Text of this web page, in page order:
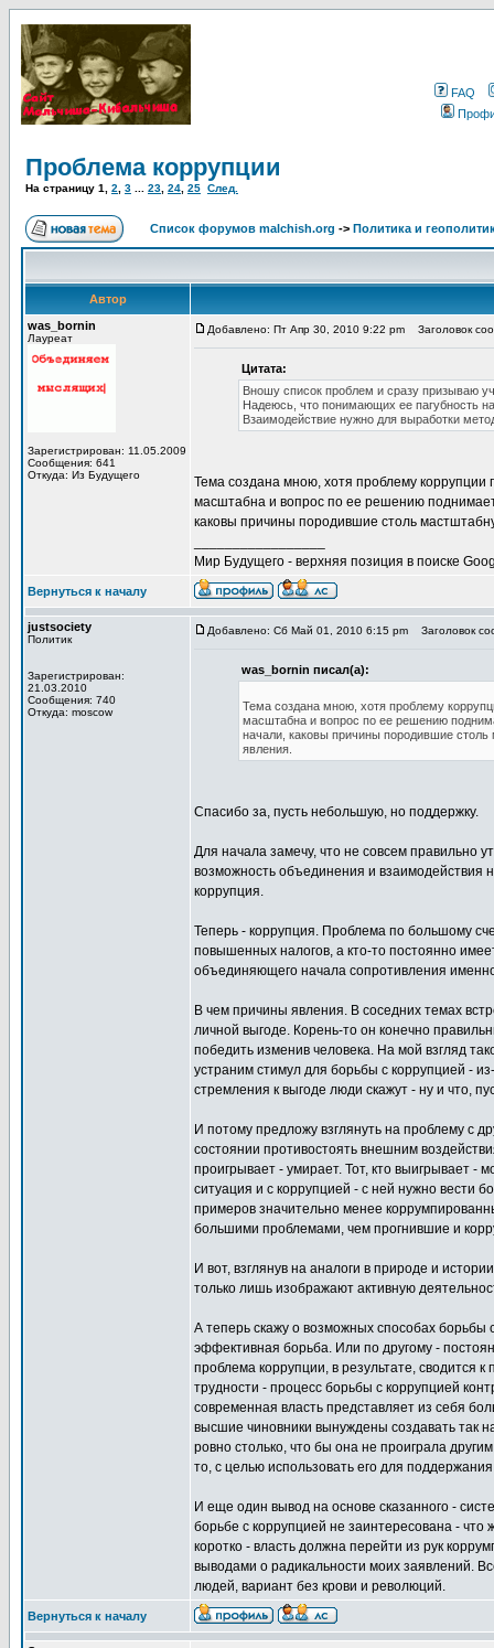
FAQ
Проблема коррупции
На страницу 1 2 3 23 24 25 След.
Список форумов malchish.org -> Политика и
Автор
was_bornin
Лауреат
Зарегистрирован: 11.05.2009
Сообщения: 641
Откуда: Из Будущего
Добавлено: Пт Апр 30, 2010 9:22 pm Заголовок
Цитата:
Вношу список проблем и сразу призываю
Надеюсь, что понимающих ее пагубность
Взаимодействие нужно для выработки
Тема создана мною, хотя проблему коррупции
масштабна и вопрос по ее решению
каковы причины породившие столь
Мир Будущего - верхняя позиция в поиске
Вернуться к началу
justsociety
Политик
Зарегистрирован:
21.03.2010
Сообщения: 740
Откуда: moscow
Добавлено: Сб Май 01, 2010 6:15 pm Заголовок
was_bornin писал(а):
Тема создана мною, хотя проблему
масштабна и вопрос по ее решению
начали, каковы причины породившие
явления.
Спасибо за, пусть небольшую, но поддержку.
Для начала замечу, что не совсем правильно
возможность объединения и взаимодействия
коррупция.
Теперь - коррупция. Проблема по большому
повышенных налогов, а кто-то постоянно
объединяющего начала сопротивления
В чем причины явления. В соседних темах
личной выгоде. Корень-то он конечно
победить изменив человека. На мой взгляд
устраним стимул для борьбы с коррупцией -
стремления к выгоде люди скажут - ну и что,
И потому предложу взглянуть на проблему с
состоянии противостоять внешним
проигрывает - умирает. Тот, кто выигрывает -
ситуация и с коррупцией - с ней нужно вести
примеров значительно менее
большими проблемами, чем прогнившие и
И вот, взглянув на аналоги в природе и
только лишь изображают активную
А теперь скажу о возможных способах борьбы
эффективная борьба. Или по другому -
проблема коррупции, в результате, сводится
трудности - процесс борьбы с коррупцией
современная власть представляет из себя
высшие чиновники вынуждены создавать так
ровно столько, что бы она не проиграла
то, с целью использовать его для
И еще один вывод на основе сказанного -
борьбе с коррупцией не заинтересована -
коротко - власть должна перейти из рук
выводами о радикальности моих заявлений.
людей, вариант без крови и революций.
Вернуться к началу